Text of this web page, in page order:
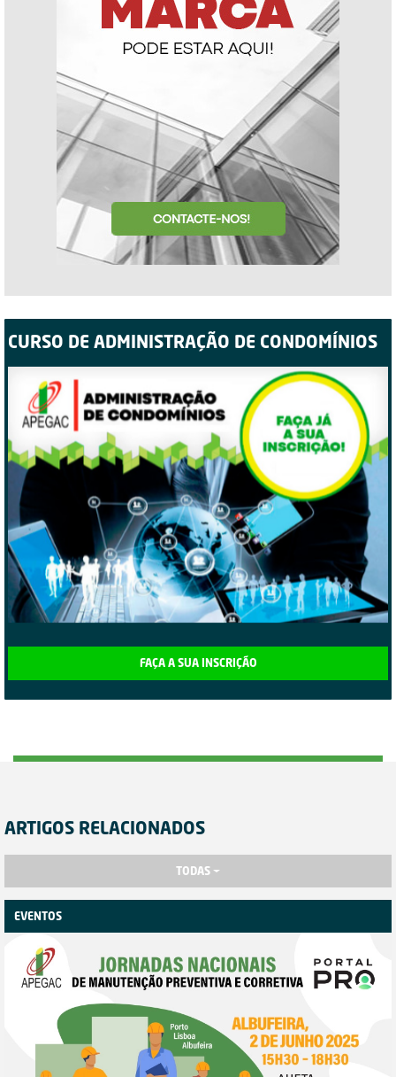
CURSO DE ADMINISTRAÇÃO DE CONDOMÍNIOS
FAÇA A SUA INSCRIÇÃO
ARTIGOS RELACIONADOS
TODAS
EVENTOS